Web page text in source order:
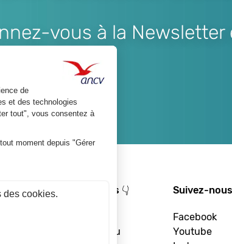
vous à la Newsletter
A propos 👇
Le réseau
Suivez-nous
Facebook
Youtube